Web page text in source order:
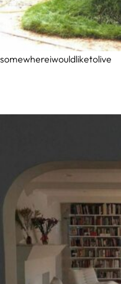
somewhereiwouldliketolive